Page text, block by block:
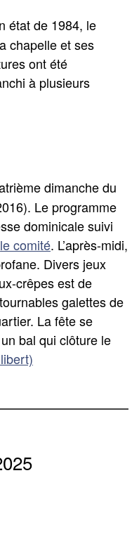
état de 1984, le
chapelle et ses
ont été
à plusieurs
dimanche du
Le programme
dominicale suivi
le comité. L’après-midi,
Divers jeux
crêpes est de
galettes de
La fête se
bal qui clôture le